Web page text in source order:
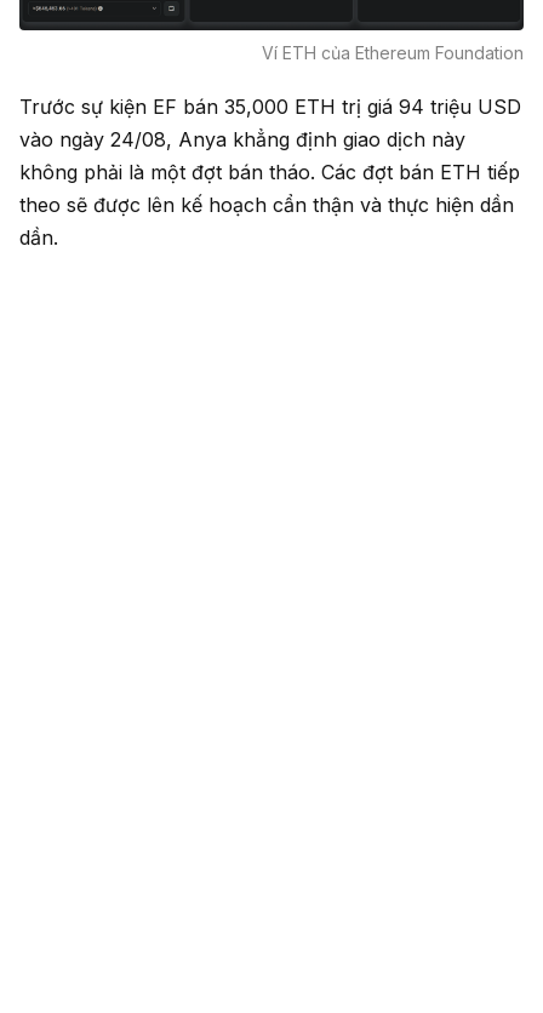
Ví ETH của Ethereum Foundation
Trước sự kiện EF bán 35,000 ETH trị giá 94 triệu USD
vào ngày 24/08, Anya khẳng định giao dịch này
không phải là một đợt bán tháo. Các đợt bán ETH tiếp
theo sẽ được lên kế hoạch cẩn thận và thực hiện dần
dần.